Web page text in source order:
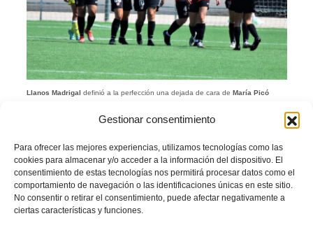
Gestionar consentimiento
Para ofrecer las mejores experiencias, utilizamos tecnologías como las
cookies para almacenar y/o acceder a la información del dispositivo. El
consentimiento de estas tecnologías nos permitirá procesar datos como el
comportamiento de navegación o las identificaciones únicas en este sitio.
No consentir o retirar el consentimiento, puede afectar negativamente a
ciertas características y funciones.
Llanos Madrigal definió a la perfección una dejada de cara de María Picó
encarrilaba la final en cinco minutos de juego.
mano con la porteraVanessa Belengueren el minuto 15 para poder sentenciar
prácticamente la final, pero el balón salió por encima del larguero.
Sin tregua
Fue Marta Soriano, con un misil teledirigido desde 20 metros que se coló por la